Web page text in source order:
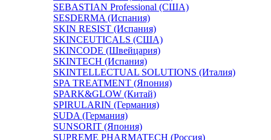
SEBASTIAN Professional (США)
SESDERMA (Испания)
SKIN RESIST (Испания)
SKINCEUTICALS (США)
SKINCODE (Швейцария)
SKINTECH (Испания)
SKINTELLECTUAL SOLUTIONS (Италия)
SPA TREATMENT (Япония)
SPARK&GLOW (Китай)
SPIRULARIN (Германия)
SUDA (Германия)
SUNSORIT (Япония)
SUPREME PHARMATECH (Россия)